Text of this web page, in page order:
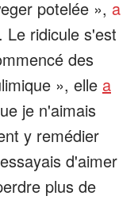
potelée », a
Le ridicule s'est
des
», elle a
je n'aimais
y remédier
d'aimer
plus de